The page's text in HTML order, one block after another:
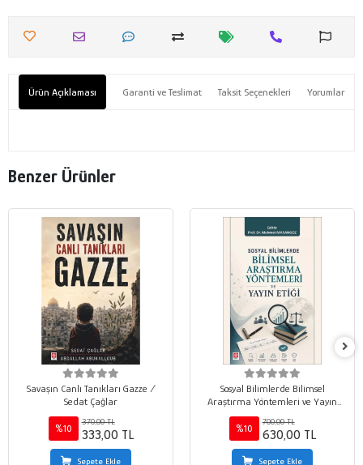
Ürün Açıklaması Garanti ve Teslimat Taksit Seçenekleri Yorumlar
Benzer Ürünler
Savaşın Canlı Tanıkları Gazze /
Sedat Çağlar
%10
370,00 TL
333,00 TL
Sepete Ekle
Sosyal Bilimlerde Bilimsel
Araştırma Yöntemleri ve Yayın
Etiği / Mehmet Marangoz
%10
700,00 TL
630,00 TL
Sepete Ekle